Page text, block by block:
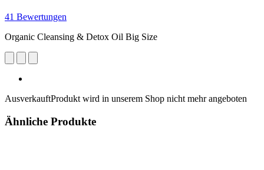
41 Bewertungen
Organic Cleansing & Detox Oil Big Size
AusverkauftProdukt wird in unserem Shop nicht mehr angeboten
Ähnliche Produkte